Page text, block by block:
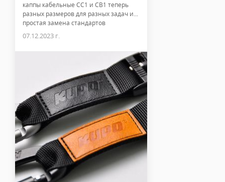
каппы кабельные CC1 и CB1 теперь
разных размеров для разных задач и...
простая замена стандартов
07.12.2023 г.